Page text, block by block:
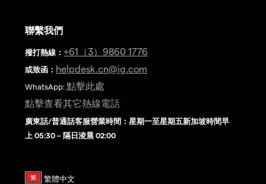
聯繫我們
撥打熱線 ： +61（3）9860 1776
或致函： helpdesk.cn@ig.com
WhatsApp: 點擊此處
點擊查看其它熱線電話
廣東話/普通話客服營業時間：星期一至星期五新加坡時間早
上 05:30 – 隔日淩晨 02:00